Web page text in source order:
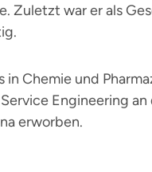
Zuletzt war er als
in Chemie und
Engineering
erworben.